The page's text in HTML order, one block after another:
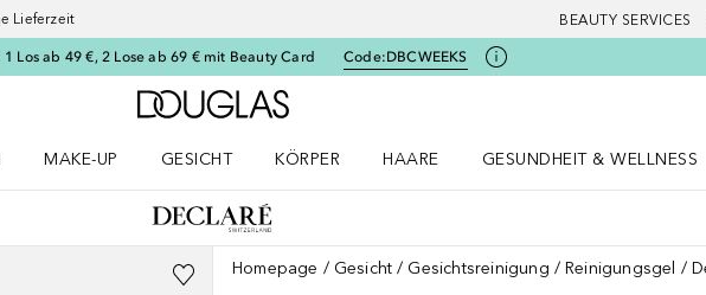
Lieferzeit BEAUTY SERVICES
1 Los ab 49 €, 2 Lose ab 69 € mit Beauty Card Code:DBCWEEKS
Zur Douglas Startseite
MAKE-UP
GESICHT
KÖRPER
HAARE
GESUNDHEIT & WELLNESS
Homepage Gesicht Gesichtsreinigung Reinigungsgel